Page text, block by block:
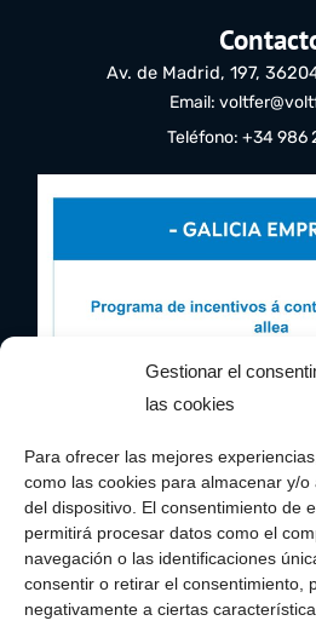
Gestionar el
las cookies
Para ofrecer las mejores
como las cookies para almacenar y/
del dispositivo. El consentimiento de
permitirá procesar datos como el
navegación o las identificaciones
consentir o retirar el consentimiento,
negativamente a ciertas
Av. de Madrid, 197,
Email:
Teléfono: +34 986